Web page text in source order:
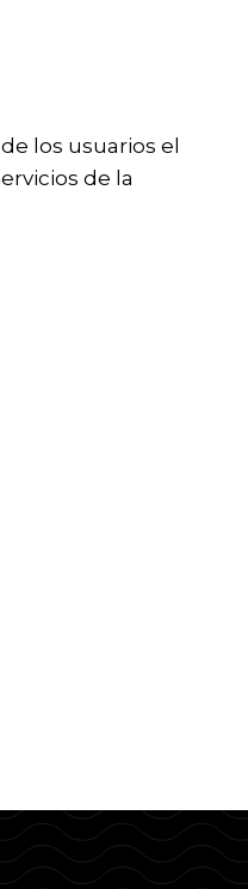
los usuarios el
de la